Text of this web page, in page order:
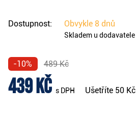
Dostupnost: Obvykle 8 dnů
Skladem u dodavatele
-10% 489 Kč
439 Kč s DPH Ušetříte 50 Kč